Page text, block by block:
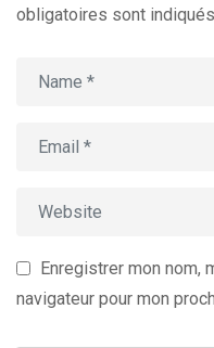
obligatoires sont
Enregistrer mon nom,
navigateur pour mon